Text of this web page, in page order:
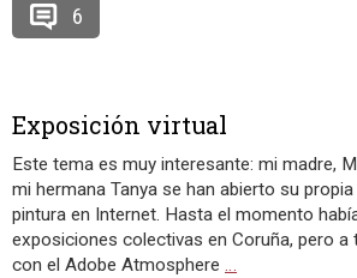
6
Exposición virtual
Este tema es muy interesante: mi madre,
mi hermana Tanya se han abierto su
pintura en Internet. Hasta el momento
exposiciones colectivas en Coruña, pero a
con el Adobe Atmosphere …